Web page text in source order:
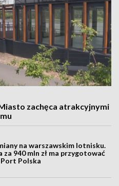
zachęca atrakcyjnymi
na warszawskim lotnisku.
za 940 mln zł ma przygotować
Polska